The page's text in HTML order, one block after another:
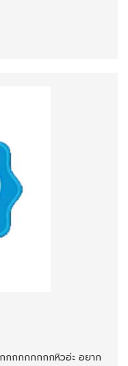
กกกกกกกหิวอ่ะ อยาก